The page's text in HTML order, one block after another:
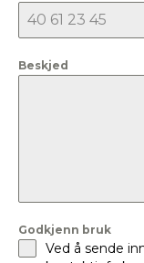
Beskjed
Godkjenn bruk
Ved å sende